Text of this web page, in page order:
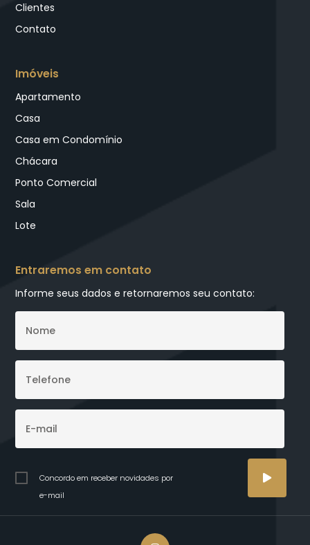
Clientes
Contato
Imóveis
Apartamento
Casa
Casa em Condomínio
Chácara
Ponto Comercial
Sala
Lote
Entraremos em contato
Informe seus dados e retornaremos seu contato:
Concordo em receber novidades por
e-mail